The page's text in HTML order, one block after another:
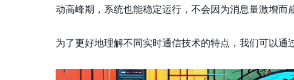
动高峰期，系统也能稳定运行，不会因为消息量激增而
为了更好地理解不同实时通信技术的特点，我们可以通